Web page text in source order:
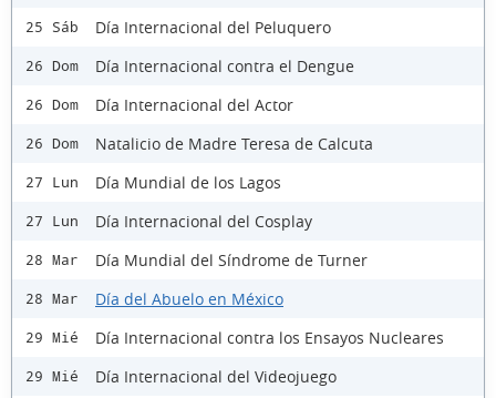
25 Sáb Día Internacional del Peluquero
26 Dom Día Internacional contra el Dengue
26 Dom Día Internacional del Actor
26 Dom Natalicio de Madre Teresa de Calcuta
27 Lun Día Mundial de los Lagos
27 Lun Día Internacional del Cosplay
28 Mar Día Mundial del Síndrome de Turner
28 Mar Día del Abuelo en México
29 Mié Día Internacional contra los Ensayos Nucleares
29 Mié Día Internacional del Videojuego